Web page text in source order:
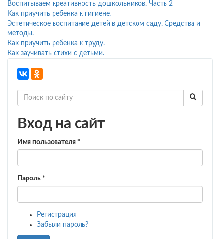
Воспитываем креативность дошкольников. Часть 2
Как приучить ребенка к гигиене.
Эстетическое воспитание детей в детском саду. Средства и
методы.
Как приучить ребенка к труду.
Как заучивать стихи с детьми.
Вход на сайт
Имя пользователя *
Пароль *
Регистрация
Забыли пароль?